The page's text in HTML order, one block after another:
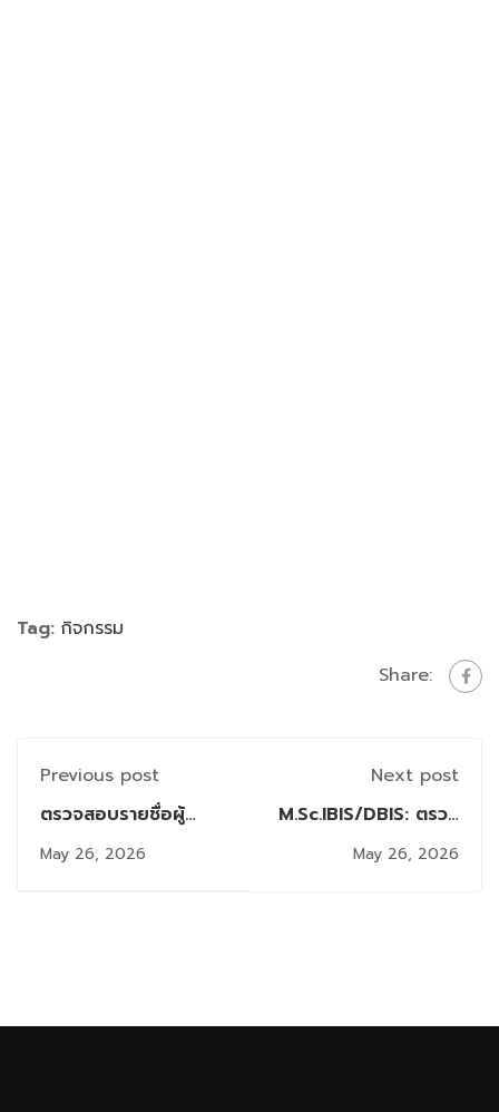
Tag: กิจกรรม
Share:
Previous post
ตรวจสอบรายชื่อผู้
สมัครสอบ
Comprehensive
May 26, 2026
Next post
M.Sc.IBIS/DBIS: ตรวจ
สอบรายชื่อสมัครสอบ
Comprehensive (จัด
May 26, 2026